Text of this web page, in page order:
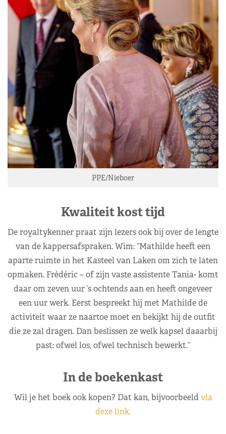
PPE/Nieboer
Kwaliteit kost tijd
De royaltykenner praat zijn lezers ook bij over de lengte
van de kappersafspraken. Wim: “Mathilde heeft een
aparte ruimte in het Kasteel van Laken om zich te laten
opmaken. Frédéric – of zijn vaste assistente Tania- komt
daar om zeven uur ’s ochtends aan en heeft ongeveer
een uur werk. Eerst bespreekt hij met Mathilde de
activiteit waar ze naartoe moet en bekijkt hij de outfit
die ze zal dragen. Dan beslissen ze welk kapsel daaarbij
past: ofwel los, ofwel technisch bewerkt.”
In de boekenkast
Wil je het boek ook kopen? Dat kan, bijvoorbeeld via
deze link.